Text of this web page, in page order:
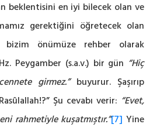
beklentisini en iyi bilecek olan ve
gerektiğini öğretecek olan
önümüze rehber olarak
Peygamber (s.a.v.) bir gün “Hiç
girmez.”buyurur. Şaşırıp
Şu cevabı verir: “Evet,
rahmetiyle kuşatmıştır.”[7] Yine